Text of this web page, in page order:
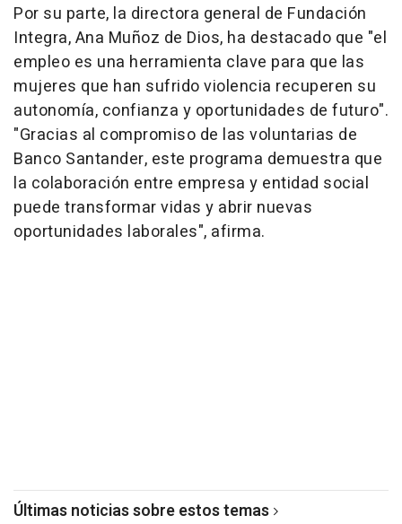
Por su parte, la directora general de Fundación
Integra, Ana Muñoz de Dios, ha destacado que "el
empleo es una herramienta clave para que las
mujeres que han sufrido violencia recuperen su
autonomía, confianza y oportunidades de futuro".
"Gracias al compromiso de las voluntarias de
Banco Santander, este programa demuestra que
la colaboración entre empresa y entidad social
puede transformar vidas y abrir nuevas
oportunidades laborales", afirma.
Últimas noticias sobre estos temas